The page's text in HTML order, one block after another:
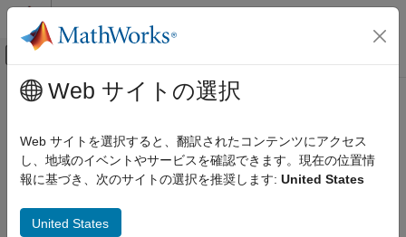
コンテンツへスキップ
オフキャンバス ナビゲーション メ
ドキュメンテーションのホーム
コード検証
Polyspace Bug Finder
Polyspace Bug Finder の結果
メインコンテンツ
MISRA C++:2008 Rule 2-10-1
Different identifiers shall be typographically unambiguous.
説明
Web サイトの選択
Web サイトを選択すると、翻訳されたコンテンツにアクセス
し、地域のイベントやサービスを確認できます。現在の位置情
報に基づき、次のサイトの選択を推奨します: United States
United States